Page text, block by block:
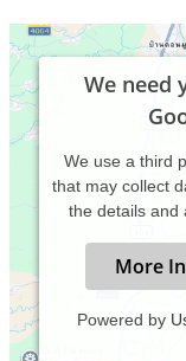
We need
We use a third
that may collect
the details and
More
Powered by
In meiner Praxis